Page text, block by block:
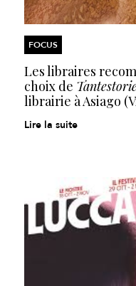
FOCUS
Les libraires
choix de
librairie à Asiago
Lire la suite